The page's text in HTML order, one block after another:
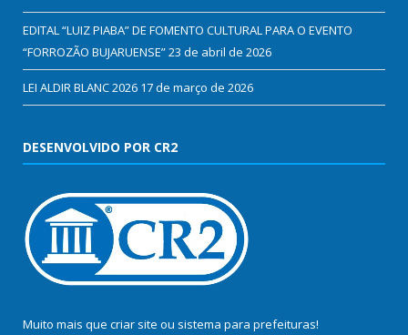
EDITAL “LUIZ PIABA” DE FOMENTO CULTURAL PARA O EVENTO
“FORROZÃO BUJARUENSE”23 de abril de 2026
LEI ALDIR BLANC 2026 17 de março de 2026
DESENVOLVIDO POR CR2
Muito mais que criar site ou sistema para prefeituras!